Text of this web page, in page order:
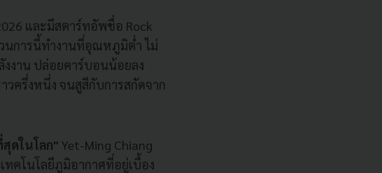
และมีสตาร์ทอัพชื่อ Rock
นการนี้ทำงานที่อุณหภูมิต่ำ ไม่
งาน ปล่อยคาร์บอนน้อยลง
ครึ่งหนึ่ง จนสูสีกับการสกัดจาก
ดในโลก" Yet-Ming Chiang
ทคโนโลยีภูมิอากาศที่อยู่เบื้อง